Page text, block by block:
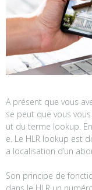
A présent que vous
se peut que vous
ut du terme lookup.
e. Le HLR lookup est
a localisation d’un
Son principe de